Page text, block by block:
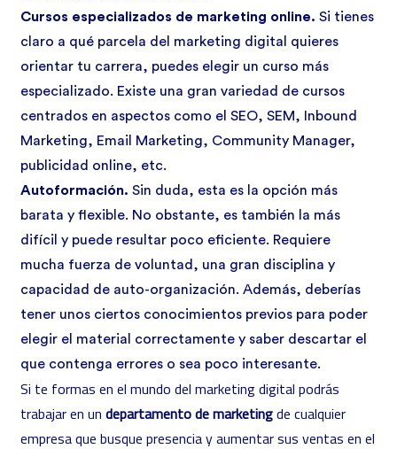
Cursos especializados de marketing online. Si tienes
claro a qué parcela del marketing digital quieres
orientar tu carrera, puedes elegir un curso más
especializado. Existe una gran variedad de cursos
centrados en aspectos como el SEO, SEM, Inbound
Marketing, Email Marketing, Community Manager,
publicidad online, etc.
Autoformación. Sin duda, esta es la opción más
barata y flexible. No obstante, es también la más
difícil y puede resultar poco eficiente. Requiere
mucha fuerza de voluntad, una gran disciplina y
capacidad de auto-organización. Además, deberías
tener unos ciertos conocimientos previos para poder
elegir el material correctamente y saber descartar el
que contenga errores o sea poco interesante.
Si te formas en el mundo del marketing digital podrás
trabajar en un departamento de marketingde cualquier
empresa que busque presencia y aumentar sus ventas en el